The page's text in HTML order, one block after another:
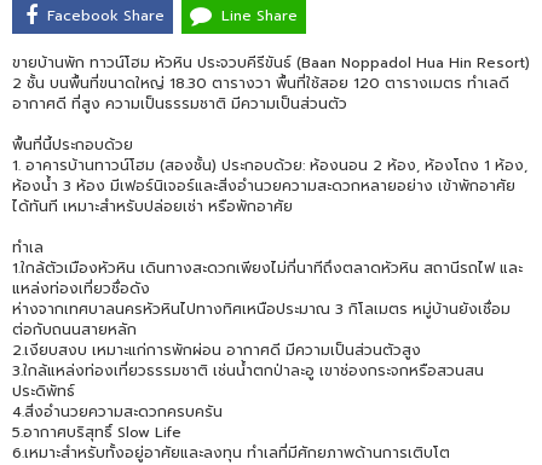
Facebook Share Line Share
ขายบ้านพัก ทาวน์โฮม หัวหิน ประจวบคีรีขันธ์ (Baan Noppadol Hua Hin Resort)
2 ชั้น บนพื้นที่ขนาดใหญ่ 18.30 ตารางวา พื้นที่ใช้สอย 120 ตารางเมตร ทำเลดี
อากาศดี ที่สูง ความเป็นธรรมชาติ มีความเป็นส่วนตัว
พื้นที่นี้ประกอบด้วย
1. อาคารบ้านทาวน์โฮม (สองชั้น) ประกอบด้วย: ห้องนอน 2 ห้อง, ห้องโถง 1 ห้อง,
ห้องน้ำ 3 ห้อง มีเฟอร์นิเจอร์และสิ่งอำนวยความสะดวกหลายอย่าง เข้าพักอาศัย
ได้ทันที เหมาะสำหรับปล่อยเช่า หรือพักอาศัย
ทำเล
1.ใกล้ตัวเมืองหัวหิน เดินทางสะดวกเพียงไม่กี่นาทีถึงตลาดหัวหิน สถานีรถไฟ และ
แหล่งท่องเที่ยวชื่อดัง
ห่างจากเทศบาลนครหัวหินไปทางทิศเหนือประมาณ 3 กิโลเมตร หมู่บ้านยังเชื่อม
ต่อกับถนนสายหลัก
2.เงียบสงบ เหมาะแก่การพักผ่อน อากาศดี มีความเป็นส่วนตัวสูง
3.ใกล้แหล่งท่องเที่ยวธรรมชาติ เช่นน้ำตกป่าละอู เขาช่องกระจกหรือสวนสน
ประดิพัทธ์
4.สิ่งอำนวยความสะดวกครบครัน
5.อากาศบริสุทธิ์ Slow Life
6.เหมาะสำหรับทั้งอยู่อาศัยและลงทุน ทำเลที่มีศักยภาพด้านการเติบโต